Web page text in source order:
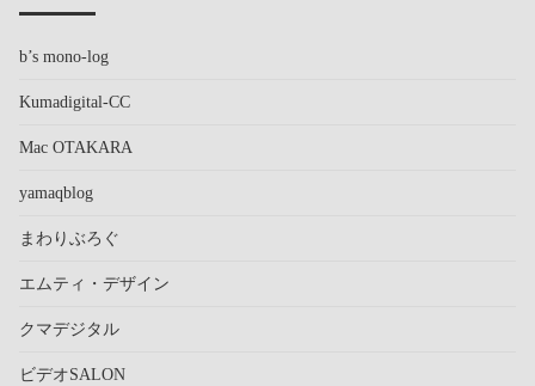
b’s mono-log
Kumadigital-CC
Mac OTAKARA
yamaqblog
まわりぶろぐ
エムティ・デザイン
クマデジタル
ビデオSALON